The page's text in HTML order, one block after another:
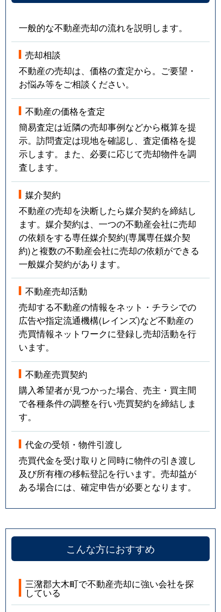
一般的な不動産売却の流れを説明します。
売却相談
不動産の売却は、価格の査定から。ご要望・
お悩み等をご相談ください。
不動産の価格を査定
簡易査定は近隣の売却事例などから概算を提
示。訪問査定は現地を確認し、査定価格を提
示します。また、必要に応じて売却物件を調
査します。
媒介契約
不動産の売却を決断したら媒介契約を締結し
ます。媒介契約は、一つの不動産会社に売却
の依頼をする専任媒介契約(専属専任媒介契
約)と複数の不動産会社に売却の依頼ができる
一般媒介契約があります。
不動産売却活動
売却する不動産の情報をネット・チラシでの
広告や指定流通機構(レインズ)など不動産の
売買情報ネットワークに登録し売却活動を行
います。
不動産売買契約
購入希望者が見つかった場合、売主・買主間
で各種条件の調整を行い売買契約を締結しま
す。
代金の受領・物件引渡し
売買代金を受け取りと同時に物件の引き渡し
及び所有権の移転登記を行います。売却益が
ある場合には、確定申告が必要となります。
こんな方におすすめ
三潴郡大木町で不動産売却に強い会社を探
している